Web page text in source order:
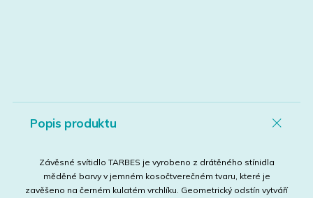
Popis produktu
Závěsné svítidlo TARBES je vyrobeno z drátěného stínidla
měděné barvy v jemném kosočtverečném tvaru, které je
zavěšeno na černém kulatém vrchlíku. Geometrický odstín vytváří